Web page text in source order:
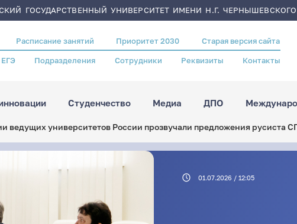
ГОСУДАРСТВЕННЫЙ УНИВЕРСИТЕТ ИМЕНИ Н.Г. ЧЕРНЫШЕВСКОГО
Расписание занятий Приоритет 2030 Старая версия сайта
ЕГЭ Подразделения Сотрудники Реквизиты Контакты
Студенчество Медиа ДПО
ведущих университетов России прозвучали предложения русиста
01.07.2026 / 12:05